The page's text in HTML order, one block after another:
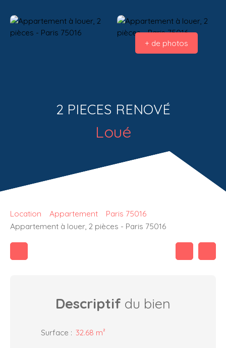
+ de photos
2 PIECES RENOVÉ
Loué
Location Appartement
Paris 75016
Appartement à louer, 2 pièces - Paris 75016
Descriptif du bien
Surface : 32.68 m²